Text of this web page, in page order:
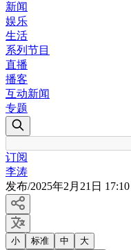
新闻
娱乐
生活
系列节目
直播
播客
互动新闻
专题
订阅
李涛
发布/2025年2月21日 17:10
小 标准 中 大